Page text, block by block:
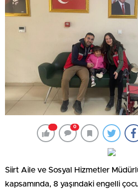
0
Siirt Aile ve Sosyal Hizmetler
kapsamında, 8 yaşındaki engelli